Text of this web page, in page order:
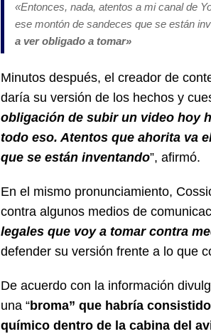
«Entonces, nada, atentos a mi canal de
ese montón de sandeces que se están
a ver obligado a tomar»
Minutos después, el creador de
daría su versión de los hechos y
obligación de subir un video hoy
todo eso. Atentos que ahorita va
que se están inventando”, afirmó.
En el mismo pronunciamiento,
contra algunos medios de
legales que voy a tomar contra
defender su versión frente a lo que
De acuerdo con la información
una “broma” que habría
químico dentro de la cabina del